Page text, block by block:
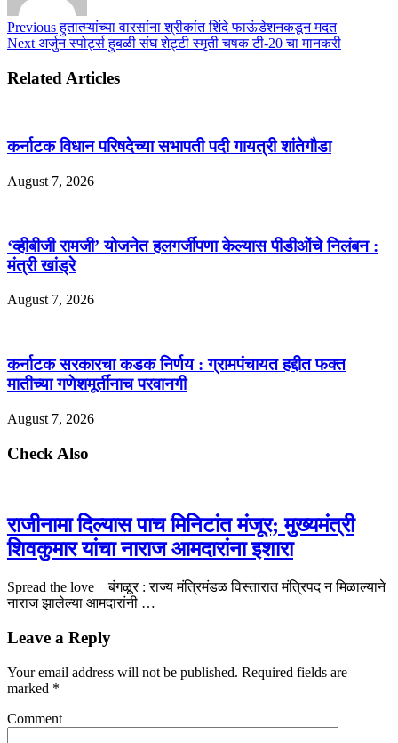
Previousहुतात्म्यांच्या वारसांना श्रीकांत शिंदे फाऊंडेशनकडून मदत
Next अर्जुन स्पोर्ट्स हुबळी संघ शेट्टी स्मृती चषक टी-20 चा मानकरी
Related Articles
कर्नाटक विधान परिषदेच्या सभापती पदी गायत्री शांतेगौडा
August 7, 2026
‘व्हीबीजी रामजी’ योजनेत हलगर्जीपणा केल्यास पीडीओंचे निलंबन :
मंत्री खांड्रे
August 7, 2026
कर्नाटक सरकारचा कडक निर्णय : ग्रामपंचायत हद्दीत फक्त
मातीच्या गणेशमूर्तींनाच परवानगी
August 7, 2026
Check Also
राजीनामा दिल्यास पाच मिनिटांत मंजूर; मुख्यमंत्री
शिवकुमार यांचा नाराज आमदारांना इशारा
Spread the love बंगळूर : राज्य मंत्रिमंडळ विस्तारात मंत्रिपद न मिळाल्याने
नाराज झालेल्या आमदारांनी …
Leave a Reply
Your email address will not be published. Required fields are
marked *
Comment